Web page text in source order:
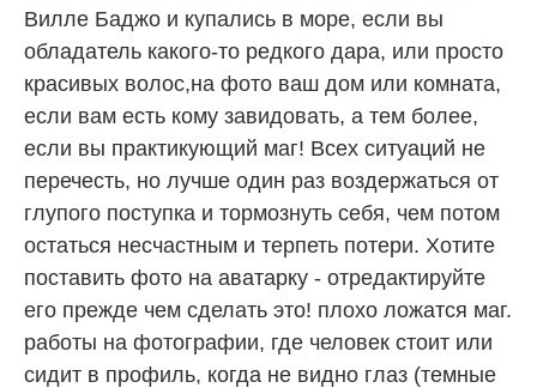
Вилле Баджо и купались в море, если вы
обладатель какого-то редкого дара, или просто
красивых волос,на фото ваш дом или комната,
если вам есть кому завидовать, а тем более,
если вы практикующий маг! Всех ситуаций не
перечесть, но лучше один раз воздержаться от
глупого поступка и тормознуть себя, чем потом
остаться несчастным и терпеть потери. Хотите
поставить фото на аватарку - отредактируйте
его прежде чем сделать это! плохо ложатся маг.
работы на фотографии, где человек стоит или
сидит в профиль, когда не видно глаз (темные